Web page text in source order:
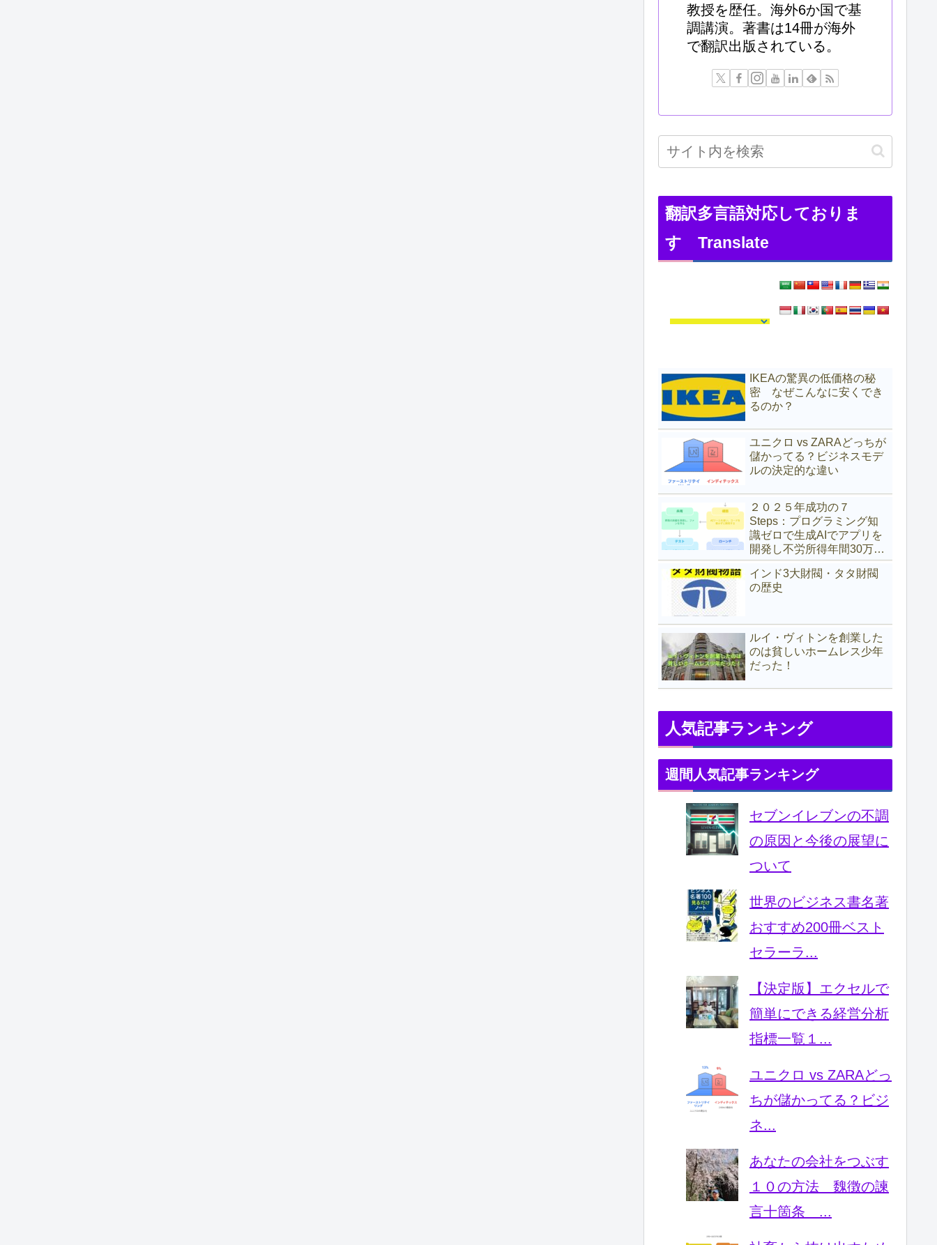
教授を歴任。海外6か国で基
調講演。著書は14冊が海外
で翻訳出版されている。
翻訳多言語対応しておりま
す Translate
IKEAの驚異の低価格の秘
密 なぜこんなに安くでき
るのか？
ユニクロ vs ZARAどっちが
儲かってる？ビジネスモデ
ルの決定的な違い
２０２５年成功の７
Steps：プログラミング知
識ゼロで生成AIでアプリを
開発し不労所得年間30万ド
ル（約4,700万円）を得た具
体的な方法
インド3大財閥・タタ財閥
の歴史
ルイ・ヴィトンを創業した
のは貧しいホームレス少年
だった！
人気記事ランキング
週間人気記事ランキング
セブンイレブンの不調
の原因と今後の展望に
ついて
世界のビジネス書名著
おすすめ200冊ベスト
セラーラ...
【決定版】エクセルで
簡単にできる経営分析
指標一覧１...
ユニクロ vs ZARAどっ
ちが儲かってる？ビジ
ネ...
あなたの会社をつぶす
１０の方法 魏徴の諫
言十箇条 ...